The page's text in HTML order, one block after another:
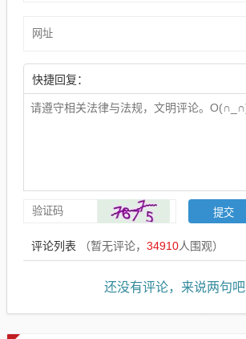
快捷回复：
评论列表 （暂无评论， 34910人围观）
还没有评论，来说两句吧